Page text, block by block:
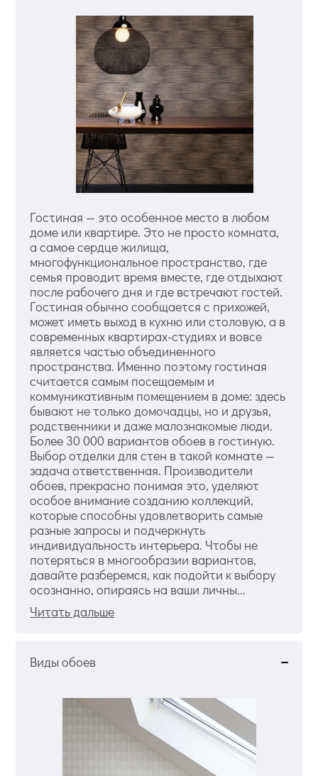
Гостиная — это особенное место в любом
доме или квартире. Это не просто комната,
а самое сердце жилища,
многофункциональное пространство, где
семья проводит время вместе, где отдыхают
после рабочего дня и где встречают гостей.
Гостиная обычно сообщается с прихожей,
может иметь выход в кухню или столовую, а в
современных квартирах-студиях и вовсе
является частью объединенного
пространства. Именно поэтому гостиная
считается самым посещаемым и
коммуникативным помещением в доме: здесь
бывают не только домочадцы, но и друзья,
родственники и даже малознакомые люди.
Более 30 000 вариантов обоев в гостиную.
Выбор отделки для стен в такой комнате —
задача ответственная. Производители
обоев, прекрасно понимая это, уделяют
особое внимание созданию коллекций,
которые способны удовлетворить самые
разные запросы и подчеркнуть
индивидуальность интерьера. Чтобы не
потеряться в многообразии вариантов,
давайте разберемся, как подойти к выбору
осознанно, опираясь на ваши личны...
Читать дальше
Виды обоев